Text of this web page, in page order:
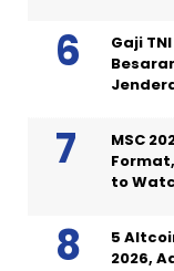
Gaji
MSC
to
5
2026,